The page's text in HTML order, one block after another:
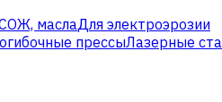
маслаДля электроэрозии
прессыЛазерные